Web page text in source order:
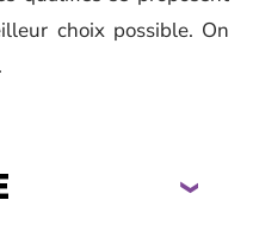
choix possible. On